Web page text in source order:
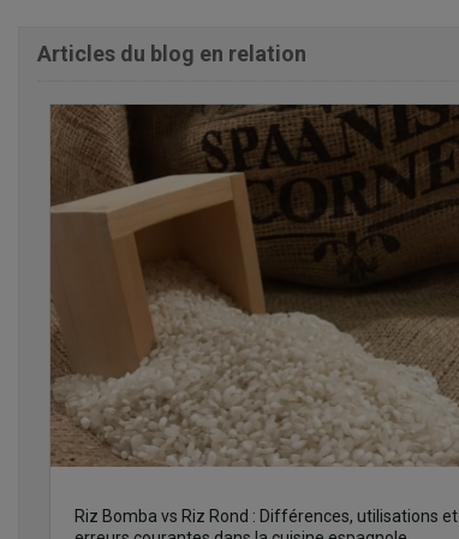
Articles du blog en relation
Riz Bomba vs Riz Rond : Différences, utilisations et